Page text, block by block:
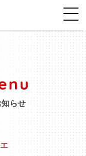
らせ